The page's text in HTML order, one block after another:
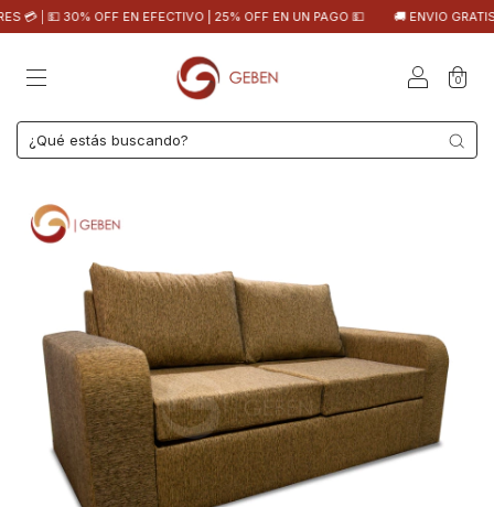
30% OFF EN EFECTIVO | 25% OFF EN UN PAGO 💵 🚚 ENVIO GRATIS EN
0